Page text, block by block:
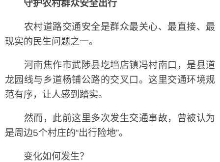
守护农村群众安全出行
农村道路交通安全是群众最关心、最直接、最
现实的民生问题之一。
河南焦作市武陟县圪垱店镇冯村南口，是县道
龙园线与乡道杨铺公路的交叉口。这里交通环境规
范有序，让人感到踏实。
然而，此前这里多次发生交通事故，曾被认为
是周边5个村庄的“出行险地”。
变化如何发生？